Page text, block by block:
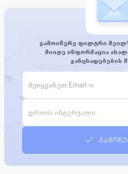
გამოიწერე ფილტრი
მიიღე ინფორმაცია
განცხადებების
დროის ინტერვალი